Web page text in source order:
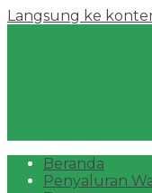
Langsung ke
Beranda
Penyaluran